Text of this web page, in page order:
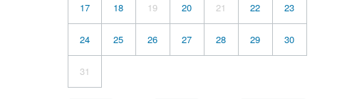
17 18 19 20 21 22 23
24 25 26 27 28 29 30
31